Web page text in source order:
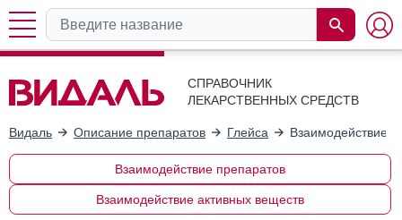
СПРАВОЧНИК
ЛЕКАРСТВЕННЫХ СРЕДСТВ
Видаль Описание препаратов Глейса Взаимодействие
Взаимодействие препаратов
Взаимодействие активных веществ